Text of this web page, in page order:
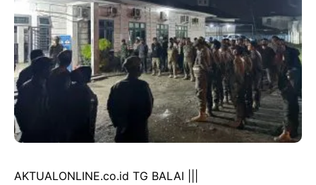
AKTUALONLINE.co.id TG BALAI |||